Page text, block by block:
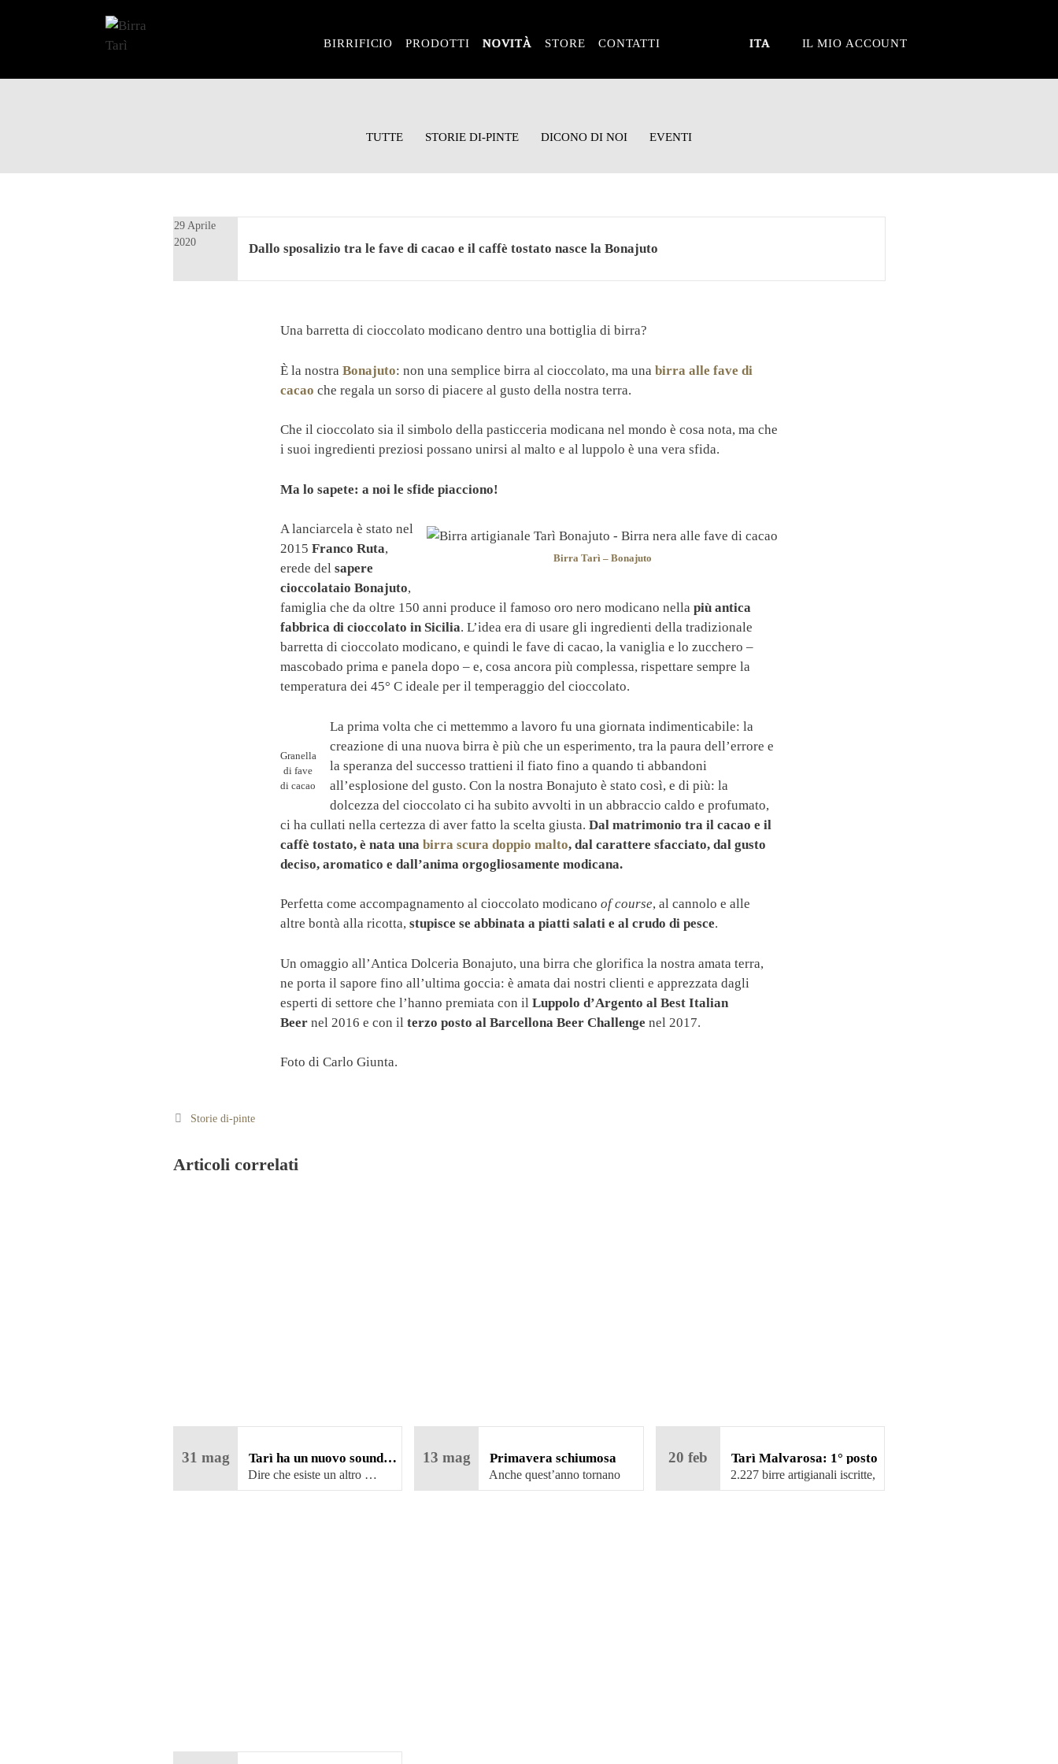
BIRRIFICIO PRODOTTI NOVITÀ STORE CONTATTI IL MIO ACCOUNT
ITA
TUTTE STORIE DI-PINTE DICONO DI NOI EVENTI
Dallo sposalizio tra le fave di cacao e il caffè tostato nasce la Bonajuto
29 Aprile
2020
Una barretta di cioccolato modicano dentro una bottiglia di birra?
È la nostra Bonajuto: non una semplice birra al cioccolato, ma una birra alle fave di
cacao che regala un sorso di piacere al gusto della nostra terra.
Che il cioccolato sia il simbolo della pasticceria modicana nel mondo è cosa nota, ma che
i suoi ingredienti preziosi possano unirsi al malto e al luppolo è una vera sfida.
Ma lo sapete: a noi le sfide piacciono!
Birra Tarì – Bonajuto
A lanciarcela è stato nel
2015 Franco Ruta,
erede del sapere
cioccolataio Bonajuto,
famiglia che da oltre 150 anni produce il famoso oro nero modicano nella più antica
fabbrica di cioccolato in Sicilia. L’idea era di usare gli ingredienti della tradizionale
barretta di cioccolato modicano, e quindi le fave di cacao, la vaniglia e lo zucchero –
mascobado prima e panela dopo – e, cosa ancora più complessa, rispettare sempre la
temperatura dei 45° C ideale per il temperaggio del cioccolato.
Granella
di fave
di cacao
La prima volta che ci mettemmo a lavoro fu una giornata indimenticabile: la
creazione di una nuova birra è più che un esperimento, tra la paura dell’errore e
la speranza del successo trattieni il fiato fino a quando ti abbandoni
all’esplosione del gusto. Con la nostra Bonajuto è stato così, e di più: la
dolcezza del cioccolato ci ha subito avvolti in un abbraccio caldo e profumato,
ci ha cullati nella certezza di aver fatto la scelta giusta. Dal matrimonio tra il cacao e il
caffè tostato, è nata una birra scura doppio malto, dal carattere sfacciato, dal gusto
deciso, aromatico e dall’anima orgogliosamente modicana.
Perfetta come accompagnamento al cioccolato modicano of course, al cannolo e alle
altre bontà alla ricotta, stupisce se abbinata a piatti salati e al crudo di pesce.
Un omaggio all’Antica Dolceria Bonajuto, una birra che glorifica la nostra amata terra,
ne porta il sapore fino all’ultima goccia: è amata dai nostri clienti e apprezzata dagli
esperti di settore che l’hanno premiata con il Luppolo d’Argento al Best Italian
Beernel 2016 e con il terzo posto al Barcellona Beer Challenge nel 2017.
Foto di Carlo Giunta.
Categorie
Storie di-pinte
Articoli correlati
Tarì ha un nuovo sound…
Rock!
31 mag
Dire che esiste un altro …
Primavera schiumosa
2023 – eventi “birrosi” in
Sicilia
13 mag
Anche quest’anno tornano
alcuni degli …
Tarì Malvarosa: 1° posto
al Beer&Food Attraction
2023
20 feb
2.227 birre artigianali iscritte,
45 …